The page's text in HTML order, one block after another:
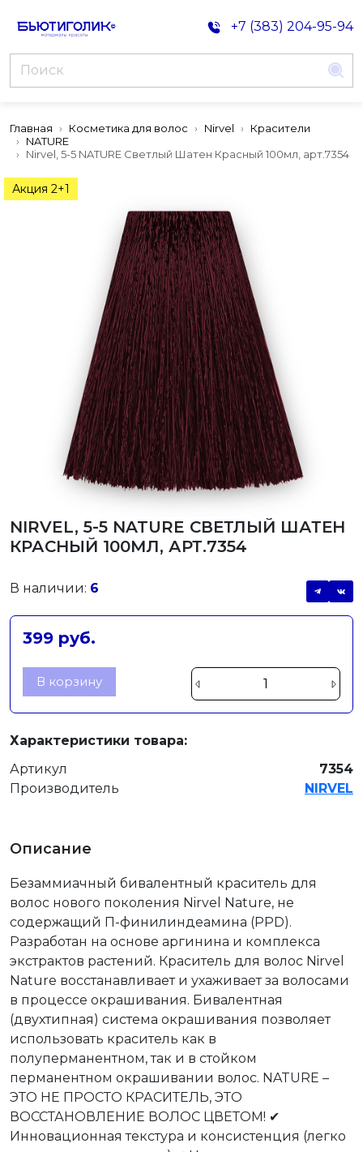
+7 (383) 204-95-94
Главная Косметика для волос Nirvel
Красители
NATURE
Nirvel, 5-5 NATURE Светлый Шатен Красный 100мл, арт.7354
Акция 2+1
NIRVEL, 5-5 NATURE СВЕТЛЫЙ ШАТЕН
КРАСНЫЙ 100МЛ, АРТ.7354
В наличии: 6
399 руб.
В корзину
Характеристики товара:
Артикул
7354
Производитель
NIRVEL
Описание
Безаммиачный бивалентный краситель для
волос нового поколения Nirvel Nature, не
содержащий П-финилиндеамина (PPD).
Разработан на основе аргинина и комплекса
экстрактов растений. Краситель для волос Nirvel
Nature восстанавливает и ухаживает за волосами
в процессе окрашивания. Бивалентная
(двухтипная) система окрашивания позволяет
использовать краситель как в
полуперманентном, так и в стойком
перманентном окрашивании волос. NATURE –
ЭТО НЕ ПРОСТО КРАСИТЕЛЬ, ЭТО
ВОССТАНОВЛЕНИЕ ВОЛОС ЦВЕТОМ! ✔
Инновационная текстура и консистенция (легко